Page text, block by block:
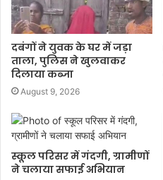
दबंगों ने युवक के घर में जड़ा
ताला, पुलिस ने खुलवाकर
दिलाया कब्जा
August 9, 2026
स्कूल परिसर में गंदगी, ग्रामीणों
ने चलाया सफाई अभियान